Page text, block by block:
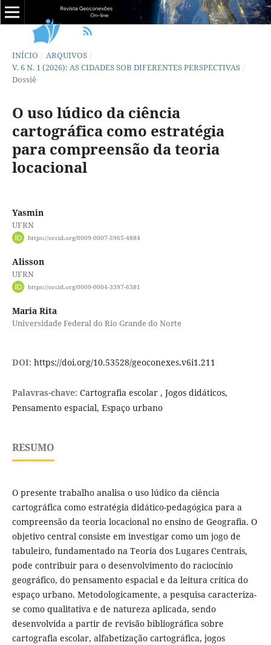
INÍCIO / ARQUIVOS /
V. 6 N. 1 (2026): AS CIDADES SOB DIFERENTES PERSPECTIVAS /
Dossiê
O uso lúdico da ciência
cartográfica como estratégia
para compreensão da teoria
locacional
Yasmin
UFRN
https://orcid.org/0009-0007-5965-4884
Alisson
UFRN
https://orcid.org/0009-0004-3397-6381
Maria Rita
Universidade Federal do Rio Grande do Norte
DOI: https://doi.org/10.53528/geoconexes.v6i1.211
Palavras-chave: Cartografia escolar , Jogos didáticos,
Pensamento espacial, Espaço urbano
RESUMO
O presente trabalho analisa o uso lúdico da ciência
cartográfica como estratégia didático-pedagógica para a
compreensão da teoria locacional no ensino de Geografia. O
objetivo central consiste em investigar como um jogo de
tabuleiro, fundamentado na Teoria dos Lugares Centrais,
pode contribuir para o desenvolvimento do raciocínio
geográfico, do pensamento espacial e da leitura crítica do
espaço urbano. Metodologicamente, a pesquisa caracteriza-
se como qualitativa e de natureza aplicada, sendo
desenvolvida a partir de revisão bibliográfica sobre
cartografia escolar, alfabetização cartográfica, jogos